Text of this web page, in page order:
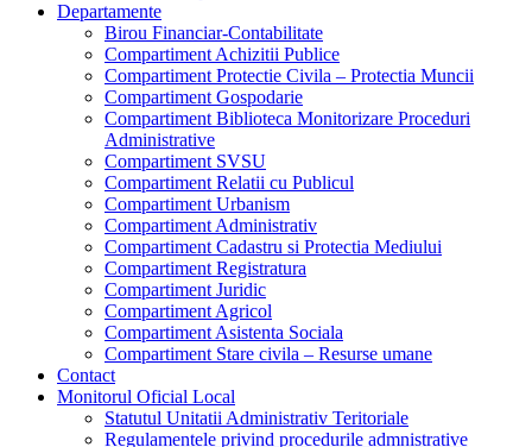
Departamente
Birou Financiar-Contabilitate
Compartiment Achizitii Publice
Compartiment Protectie Civila – Protectia Muncii
Compartiment Gospodarie
Compartiment Biblioteca Monitorizare Proceduri
Administrative
Compartiment SVSU
Compartiment Relatii cu Publicul
Compartiment Urbanism
Compartiment Administrativ
Compartiment Cadastru si Protectia Mediului
Compartiment Registratura
Compartiment Juridic
Compartiment Agricol
Compartiment Asistenta Sociala
Compartiment Stare civila – Resurse umane
Contact
Monitorul Oficial Local
Statutul Unitatii Administrativ Teritoriale
Regulamentele privind procedurile admnistrative